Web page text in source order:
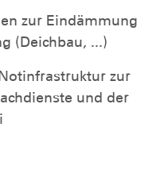
zur Eindämmung
(Deichbau, ...)
zur
und der